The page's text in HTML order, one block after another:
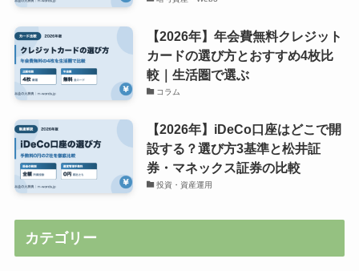
【2026年】年会費無料クレジット
カードの選び方とおすすめ4枚比
較｜生活圏で選ぶ
コラム
【2026年】iDeCo口座はどこで開
設する？選び方3基準と松井証
券・マネックス証券の比較
投資・資産運用
カテゴリー